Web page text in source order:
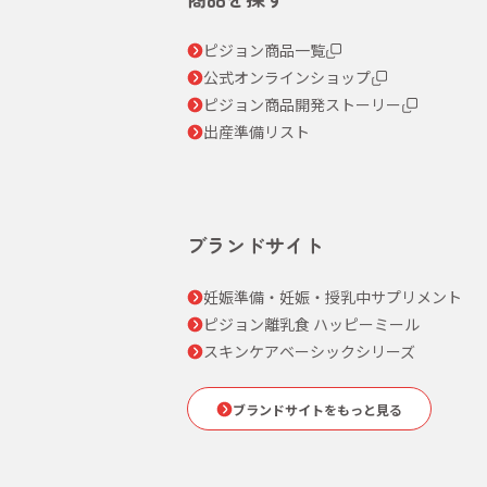
ピジョン商品一覧
公式オンラインショップ
ピジョン商品開発ストーリー
出産準備リスト
ブランドサイト
妊娠準備・妊娠・授乳中サプリメント
ピジョン離乳食 ハッピーミール
スキンケアベーシックシリーズ
ブランドサイトをもっと見る